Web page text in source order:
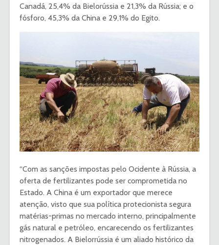
Canadá, 25,4% da Bielorússia e 21,3% da Rússia; e o
fósforo, 45,3% da China e 29,1% do Egito.
“Com as sanções impostas pelo Ocidente à Rússia, a
oferta de fertilizantes pode ser comprometida no
Estado. A China é um exportador que merece
atenção, visto que sua política protecionista segura
matérias-primas no mercado interno, principalmente
gás natural e petróleo, encarecendo os fertilizantes
nitrogenados. A Bielorrússia é um aliado histórico da